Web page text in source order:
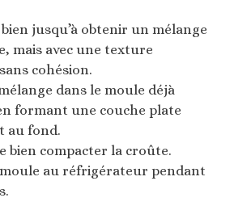
jusqu’à obtenir un mélange
mais avec une texture
cohésion.
dans le moule déjà
formant une couche plate
au fond.
bien compacter la croûte.
au réfrigérateur pendant